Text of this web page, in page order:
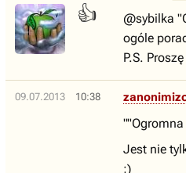
👍
@sybilka
ogóle
P.S.
09.07.2013 10:38
Jest nie
;)